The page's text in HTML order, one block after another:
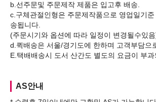
b.선주문및 주문제작 제품은 입고후 배송.
c.구체관절인형은 주문제작품으로 영업일기
송됩니다.
(주문시기와 옵션에 따라 일정이 변경될수있
d.퀵배송은 서울/경기도에 한하며 고객부담으
AS안내